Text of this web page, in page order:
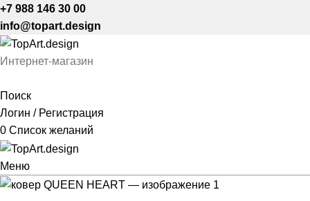
+7 988 146 30 00
info@topart.design
Интернет-магазин
Поиск
Логин / Регистрация
0 Список желаний
Меню